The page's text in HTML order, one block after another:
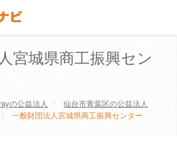
宮城県商工振興セン
の公益法人 仙台市青葉区の公益法人
一般財団法人宮城県商工振興センター